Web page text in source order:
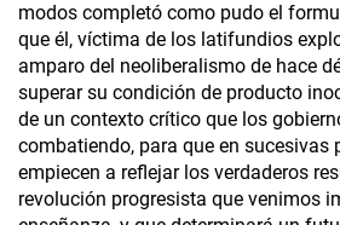
modos completó como pudo el
que él, víctima de los latifundios
amparo del neoliberalismo de hace
superar su condición de producto
de un contexto crítico que los
combatiendo, para que en sucesivas
empiecen a reflejar los verdaderos
revolución progresista que venimos